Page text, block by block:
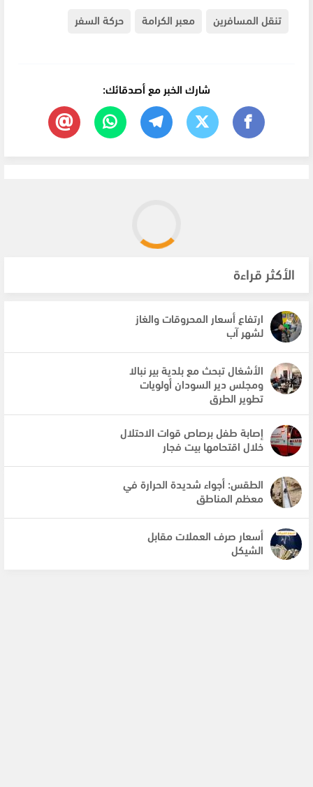
تنقل المسافرين معبر الكرامة حركة السفر
شارك الخبر مع أصدقائك:
الأكثر قراءة
ارتفاع أسعار المحروقات والغاز
لشهر آب
الأشغال تبحث مع بلدية بير نبالا
ومجلس دير السودان أولويات
تطوير الطرق
إصابة طفل برصاص قوات الاحتلال
خلال اقتحامها بيت فجار
الطقس: أجواء شديدة الحرارة في
معظم المناطق
أسعار صرف العملات مقابل
الشيكل